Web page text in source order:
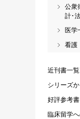
公衆
計･
医学
看護
近刊書一覧
シリーズ
好評参考
臨床留学